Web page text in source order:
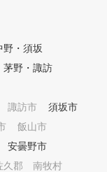
野・須坂
茅野・諏訪
諏訪市
須坂市
飯山市
安曇野市
久郡 南牧村